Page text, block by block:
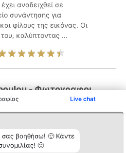
Live chat
σας βοηθήσω! 🙂 Κάντε
🙂
αναδειχθεί σε
συνάντησης για
φίλους της εικόνας. Οι
καλύπτοντας ...
- Φωτογραφοι,
στη
και βαπτίσεων, με
καταγραφή των